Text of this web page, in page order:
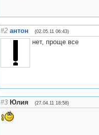
#2 антон (02.05.11 06:43)
нет, проще все
#3 Юлия (27.04.11 18:58)